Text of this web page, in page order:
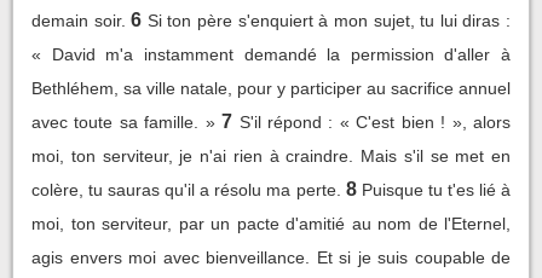
demain soir. 6 Si ton père s'enquiert à mon sujet, tu lui diras :
« David m'a instamment demandé la permission d'aller à
Bethléhem, sa ville natale, pour y participer au sacrifice annuel
avec toute sa famille. » 7 S'il répond : « C'est bien ! », alors
moi, ton serviteur, je n'ai rien à craindre. Mais s'il se met en
colère, tu sauras qu'il a résolu ma perte. 8 Puisque tu t'es lié à
moi, ton serviteur, par un pacte d'amitié au nom de l'Eternel,
agis envers moi avec bienveillance. Et si je suis coupable de